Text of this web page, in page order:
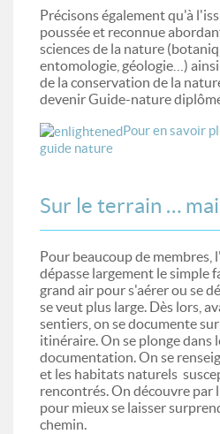
Précisons également qu'à
poussée et reconnue
sciences de la nature
entomologie, géologie…) ainsi
de la conservation de la
devenir Guide-nature
Pour en savoir
guide nature
Sur le terrain …
Pour beaucoup de membres,
dépasse largement le simple
grand air pour s'aérer ou se
se veut plus large. Dès lors,
sentiers, on se documente
itinéraire. On se plonge dans
documentation. On se
et les habitats naturels
rencontrés. On découvre par
pour mieux se laisser
chemin.